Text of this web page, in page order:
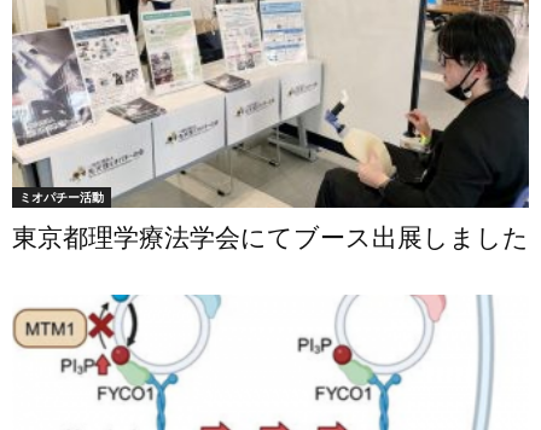
ミオパチー活動
東京都理学療法学会にてブース出展しました